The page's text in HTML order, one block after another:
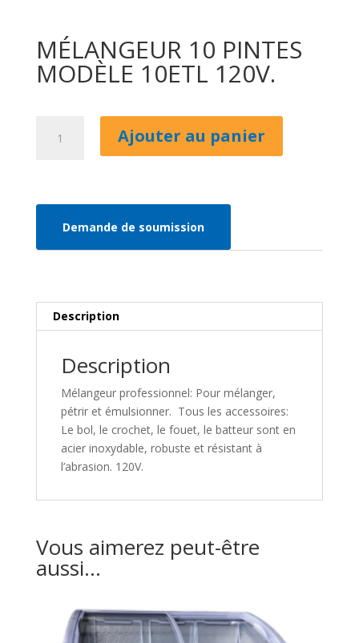
MÉLANGEUR 10 PINTES
MODÈLE 10ETL 120V.
MÉLANGEUR
10ETL
120V.
Ajouter au panier
Demande de soumission
Description
Description
Mélangeur professionnel: Pour mélanger,
pétrir et émulsionner. Tous les accessoires:
Le bol, le crochet, le fouet, le batteur sont en
acier inoxydable, robuste et résistant à
l’abrasion. 120V.
Vous aimerez peut-être
aussi…